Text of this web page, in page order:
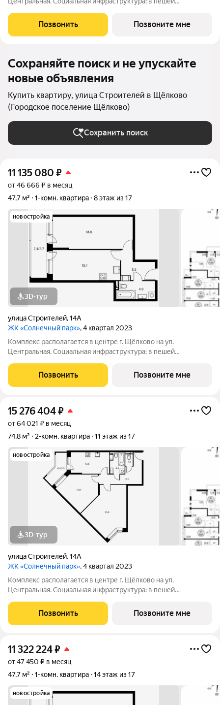
инфраструктура: рядом с жилым комплексом расположены
продуктовые супермаркеты, салоны красоты и
Позвонить Позвоните мне
Сохраняйте поиск и не упускайте
новые объявления
Купить квартиру, улица Строителей в Щёлково
(Городское поселение Щёлково)
Сохранить поиск
11 135 080 ₽
от 46 666 ₽ в месяц
47,7 м²
1-комн. квартира 8 этаж из 17
новостройка
3D-тур
улица Строителей,14А
ЖК «Солнечный парк», 4 квартал 2023
Комплекс располагается в центре г. Щёлково на ул.
Центральная. Социальная инфраструктура: в пешей
инфраструктура: рядом с жилым комплексом расположены
продуктовые супермаркеты, салоны красоты и
Позвонить Позвоните мне
15 276 404₽
от 64 021 ₽ в месяц
74,8 м²
2-комн. квартира 11 этаж из 17
новостройка
3D-тур
улица Строителей,14А
ЖК «Солнечный парк», 4 квартал 2023
Комплекс располагается в центре г. Щёлково на ул.
Центральная. Социальная инфраструктура: в пешей
инфраструктура: рядом с жилым комплексом расположены
продуктовые супермаркеты, салоны красоты и
Позвонить Позвоните мне
11 322 224₽
от 47 450 ₽ в месяц
47,7 м²
1-комн. квартира 14 этаж из 17
новостройка